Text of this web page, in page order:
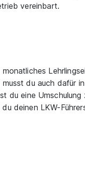
vereinbart.
du auch dafür
du eine
deinen LKW-